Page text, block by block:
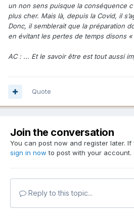
un non sens puisque la conséquence
plus cher. Mais là, depuis la Covid, il
Donc, il semblerait que la préparation
en évitant les pertes de temps disons
AC : ... Et le savoir être est tout aussi
Quote
Join the conversation
You can post now and register later.
sign in now to post with your account.
Reply to this topic...